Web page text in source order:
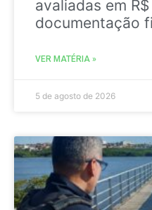
avaliadas em
documentação
VER MATÉRIA »
5 de agosto de 2026